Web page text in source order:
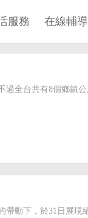
服務 在線輔導
過全台共有8個鄉鎮
帶動下，於31日展現